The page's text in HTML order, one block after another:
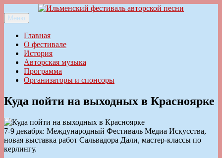
к
содержимому
Ильменский фестиваль авторской песни
Меню
Главная
О фестивале
История
Авторская музыка
Программа
Организаторы и спонсоры
Куда пойти на выходных в Красноярке
7-9 декабря: Международный Фестиваль Медиа Искусства,
новая выставка работ Сальвадора Дали, мастер-классы по
керлингу.